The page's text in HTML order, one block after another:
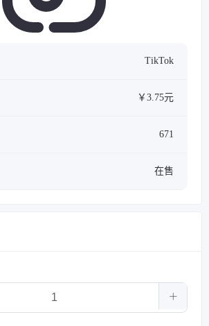
TikTok
￥3.75元
671
在售